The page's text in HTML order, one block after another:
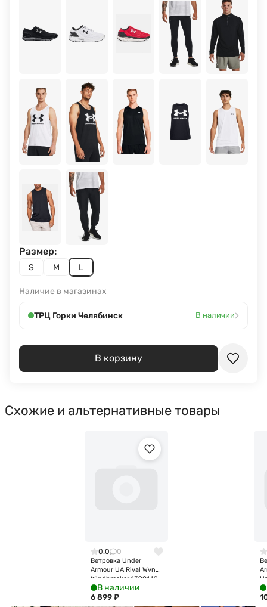
S M L
Размер:
Наличие в магазинах
ТРЦ Горки Челябинск В наличии›
В корзину
Схожие и альтернативные товары
0.0 0
Ветровка Under
Armour UA Rival Wvn
Windbreaker 1390149-
410В наличии
6 899 ₽